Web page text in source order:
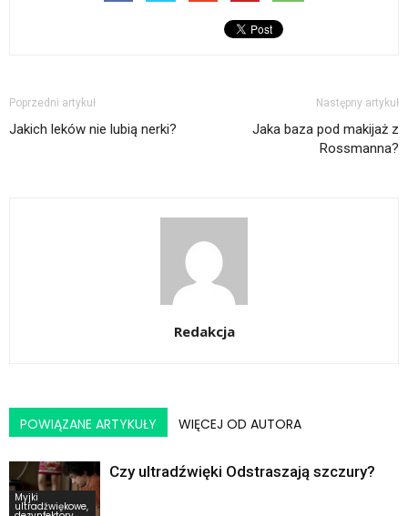
Poprzedni artykuł
Jakich leków nie lubią nerki?
Następny artykuł
Jaka baza pod makijaż z
Rossmanna?
Redakcja
POWIĄZANE ARTYKUŁY WIĘCEJ OD AUTORA
Myjki
ultradźwiękowe,
Czy ultradźwięki Odstraszają szczury?